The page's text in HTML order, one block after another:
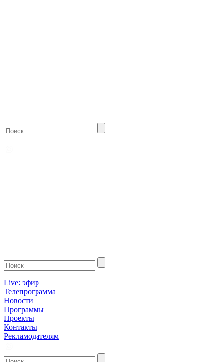
Live: эфир
Телепрограмма
Новости
Программы
Проекты
Контакты
Рекламодателям